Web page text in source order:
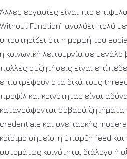
Άλλες εργασίες είναι πιο
Without Function” αναλύει πολύ
υποστηρίζει ότι η μορφή του
η κοινωνική λειτουργία σε
πολλές συζητήσεις είναι
επιστρέφουν στα δικά τους
προφίλ και κοινότητας είναι
καταγράφονται σοβαρά
credentials και ανεπαρκής
κρίσιμο σημείο: η ύπαρξη feed και
αυτομάτως κοινότητα, διάλογο ή